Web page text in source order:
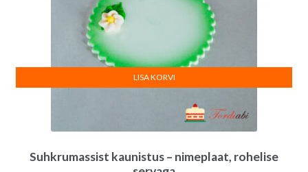
Suhkrumassist kaunistus – nimeplaat, rohelise
LISA KORVI